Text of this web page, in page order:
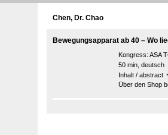
Chen, Dr. Chao
Bewegungsapparat ab 40 – Wo
Kongress: ASA
50 min, deutsch
Inhalt / abstract
Über den Shop